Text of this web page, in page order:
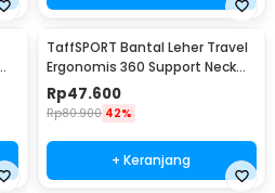
TaffSPORT Bantal Leher Travel
Ergonomis 360 Support Neck
Pillow - NF302
Rp47.600
Rp80.900 42%
+ Keranjang